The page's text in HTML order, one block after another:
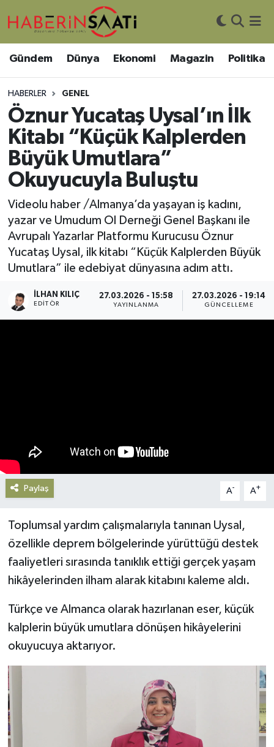
Gündem Dünya Ekonomi Magazin Politika
HABERLER GENEL
Öznur Yucataş Uysal’ın İlk
Kitabı “Küçük Kalplerden
Büyük Umutlara”
Okuyucuyla Buluştu
Videolu haber /Almanya’da yaşayan iş kadını,
yazar ve Umudum Ol Derneği Genel Başkanı ile
Avrupalı Yazarlar Platformu Kurucusu Öznur
Yucataş Uysal, ilk kitabı “Küçük Kalplerden Büyük
Umutlara” ile edebiyat dünyasına adım attı.
İLHAN KILIÇ
EDITÖR
27.03.2026 - 15:58
YAYINLANMA
27.03.2026 - 19:14
GÜNCELLEME
Paylaş A- A+
Toplumsal yardım çalışmalarıyla tanınan Uysal,
özellikle deprem bölgelerinde yürüttüğü destek
faaliyetleri sırasında tanıklık ettiği gerçek yaşam
hikâyelerinden ilham alarak kitabını kaleme aldı.
Türkçe ve Almanca olarak hazırlanan eser, küçük
kalplerin büyük umutlara dönüşen hikâyelerini
okuyucuya aktarıyor.
Asayiş
Bilim ve Teknoloji
DIŞ HABER
Dünya
Eğitim
Ekonomi
Genel
Gündem
Politika
Sağlık
Spor
Yerel
Nöbetçi Eczaneler
Hava Durumu
Trafik Durumu
Süper Lig Puan Durumu ve Fikstür
Tüm Manşetler
Son Dakika Haberleri
Haber Arşivi